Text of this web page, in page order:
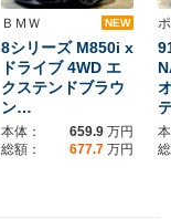
ＢＭＷ NEW
8シリーズ M850i x
ドライブ 4WD エ
クステンドブラウ
ン…
本体： 659.9 万円
総額：
677.7 万円